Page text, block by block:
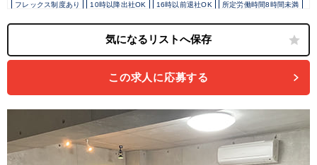
フレックス制度あり 10時以降出社OK 16時以前退社OK 所定労働時間8時間未満
Wワーク可能（副業禁止規定なし） 少人数の職場（所属部門の人数3人以下）
土日祝休み 完全週休2日制 年間休日120日以上 地域密着
ダブルライセンス(公認会計士＋税理士等） 建設に強み
この求人に応募する